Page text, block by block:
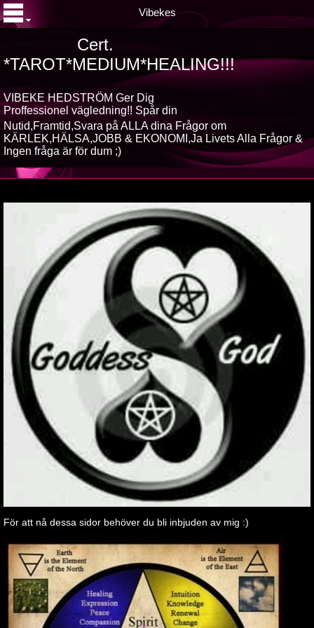
Cert.
*TAROT*MEDIUM*HEALING!!!
VIBEKE HEDSTRÖM Ger Dig
Proffessionel vägledning!! Spår din
Nutid,Framtid,Svara på ALLA dina Frågor om
KÄRLEK,HÄLSA,JOBB & EKONOMI,Ja Livets Alla Frågor &
Ingen fråga är för dum ;)
Vibekes
För att nå dessa sidor behöver du bli inbjuden av mig :)